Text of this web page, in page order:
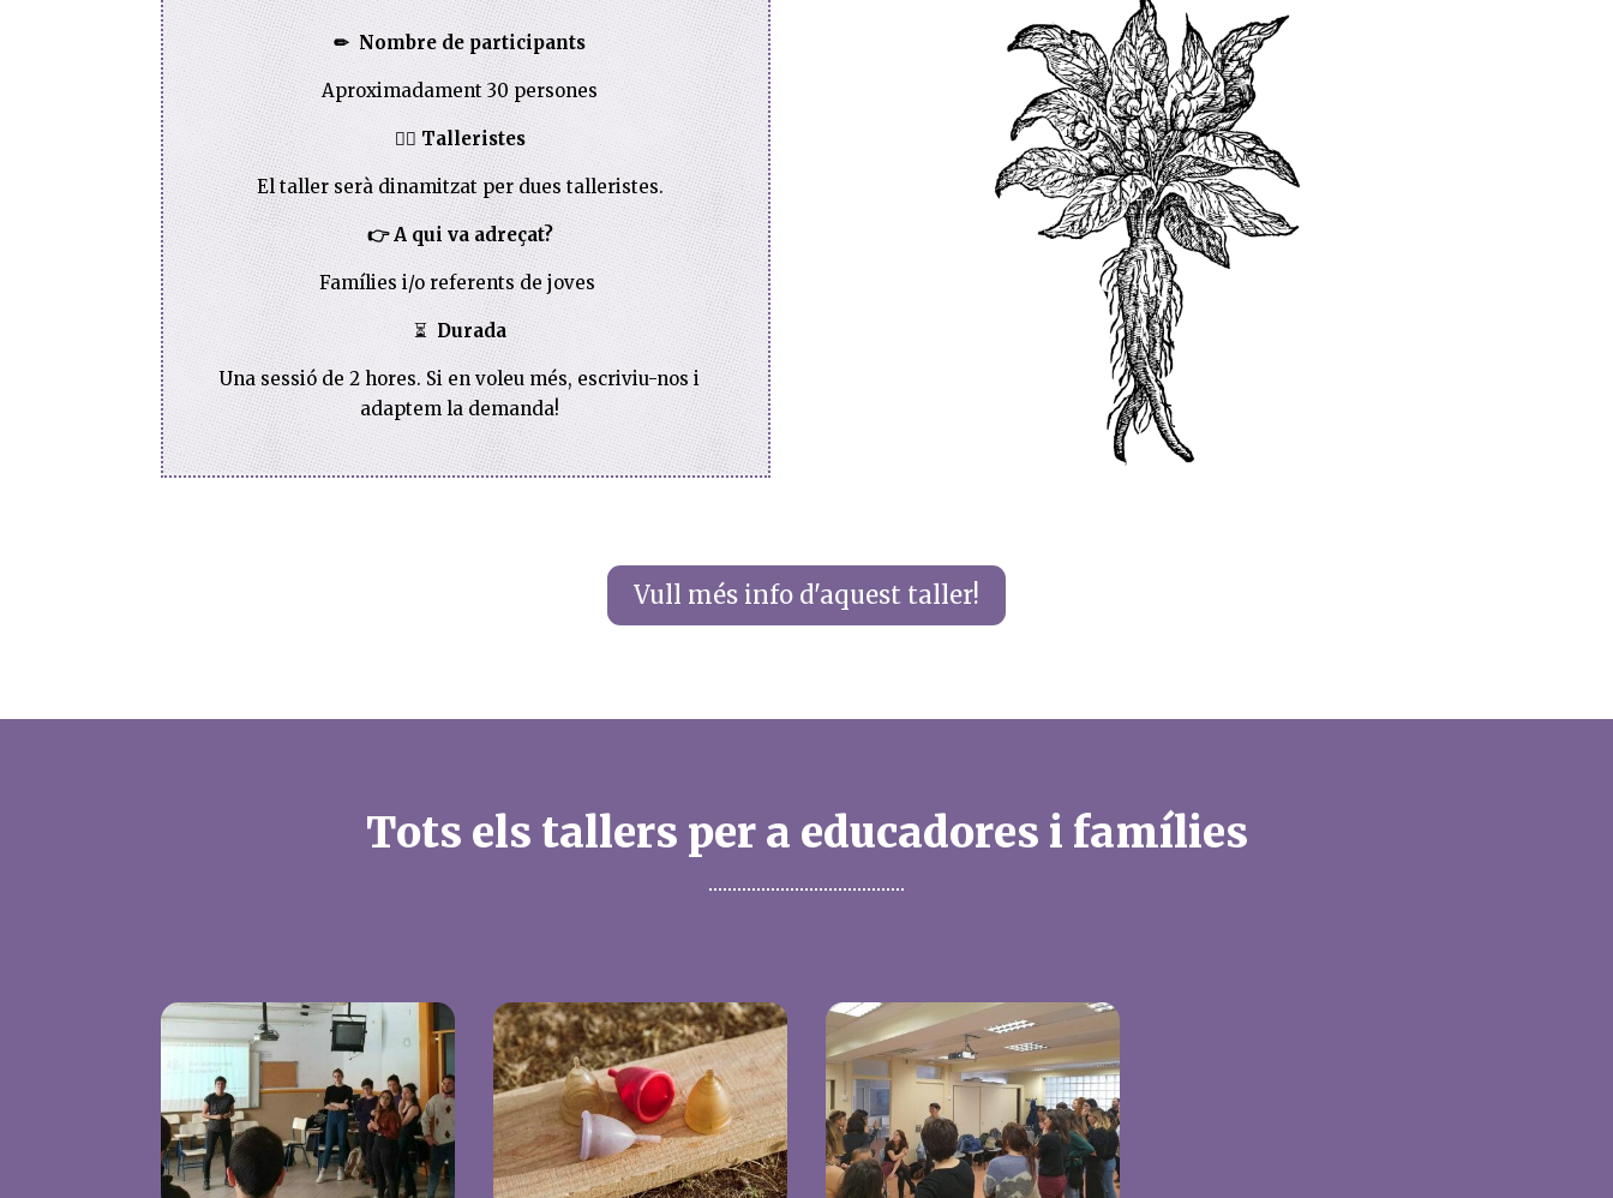
✏ Nombre de participants
Aproximadament 30 persones
🧙‍♀️ Talleristes
El taller serà dinamitzat per dues talleristes.
👉A qui va adreçat?
Famílies i/o referents de joves
⏳ Durada
Una sessió de 2 hores. Si en voleu més, escriviu-nos i
adaptem la demanda!
Vull més info d'aquest taller!
Tots els tallers per a educadores i famílies